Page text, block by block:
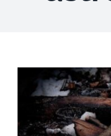
ARTÍCULOS